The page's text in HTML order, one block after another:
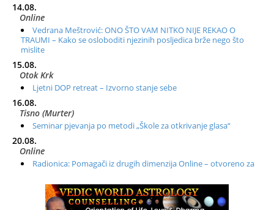
14.08.
Online
Vedrana Meštrović: ONO ŠTO VAM NITKO NIJE REKAO O
TRAUMI – Kako se osloboditi njezinih posljedica brže nego što
mislite
15.08.
Otok Krk
Ljetni DOP retreat – Izvorno stanje sebe
16.08.
Tisno (Murter)
Seminar pjevanja po metodi „Škole za otkrivanje glasa“
20.08.
Online
Radionica: Pomagači iz drugih dimenzija Online – otvoreno za
Zagreb+Online